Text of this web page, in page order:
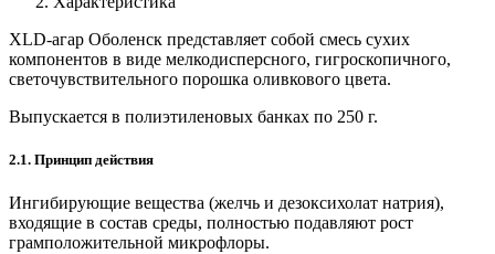
XLD-агар Оболенск представляет собой смесь сухих
компонентов в виде мелкодисперсного, гигроскопичного,
светочувствительного порошка оливкового цвета.
Выпускается в полиэтиленовых банках по 250 г.
2.1. Принцип действия
Ингибирующие вещества (желчь и дезоксихолат натрия),
входящие в состав среды, полностью подавляют рост
грамположительной микрофлоры.